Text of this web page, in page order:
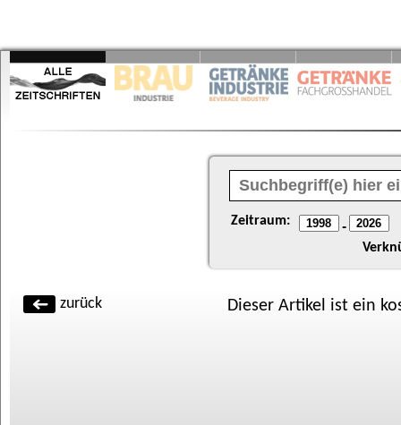
Zeitraum: -
zurück Dieser Artikel ist ein